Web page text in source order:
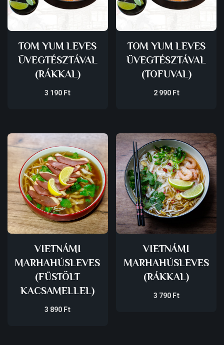
TOM YUM LEVES
ÜVEGTÉSZTÁVAL
(RÁKKAL)
3 190Ft
TOM YUM LEVES
ÜVEGTÉSZTÁVAL
(TOFUVAL)
2 990Ft
VIETNÁMI
MARHAHÚSLEVES
(FÜSTÖLT
KACSAMELLEL)
3 890Ft
VIETNÁMI
MARHAHÚSLEVES
(RÁKKAL)
3 790Ft